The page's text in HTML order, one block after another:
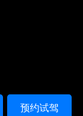
预约试驾